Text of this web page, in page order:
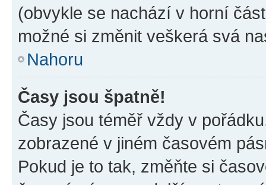
(obvykle se nachází v horní
možné si změnit veškerá svá
Nahoru
Časy jsou špatně!
Časy jsou téměř vždy v
zobrazené v jiném časovém
Pokud je to tak, změňte si